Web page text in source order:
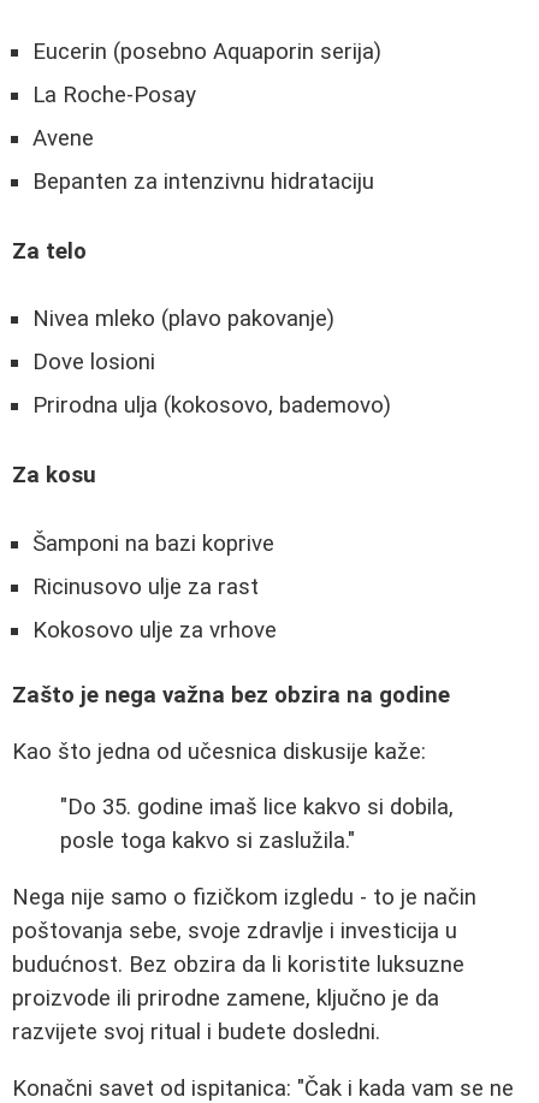
Eucerin (posebno Aquaporin serija)
La Roche-Posay
Avene
Bepanten za intenzivnu hidrataciju
Za telo
Nivea mleko (plavo pakovanje)
Dove losioni
Prirodna ulja (kokosovo, bademovo)
Za kosu
Šamponi na bazi koprive
Ricinusovo ulje za rast
Kokosovo ulje za vrhove
Zašto je nega važna bez obzira na godine
Kao što jedna od učesnica diskusije kaže:
"Do 35. godine imaš lice kakvo si dobila,
posle toga kakvo si zaslužila."
Nega nije samo o fizičkom izgledu - to je način
poštovanja sebe, svoje zdravlje i investicija u
budućnost. Bez obzira da li koristite luksuzne
proizvode ili prirodne zamene, ključno je da
razvijete svoj ritual i budete dosledni.
Konačni savet od ispitanica: "Čak i kada vam se ne